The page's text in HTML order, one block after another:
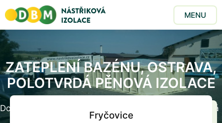
MENU
ZATEPLENÍ BAZÉNU, OSTRAVA,
POLOTVRDÁ PĚNOVÁ IZOLACE
Domů
Zateplení bazénu, Ostrava, polotvrdá
pěnová izolace
Fryčovice